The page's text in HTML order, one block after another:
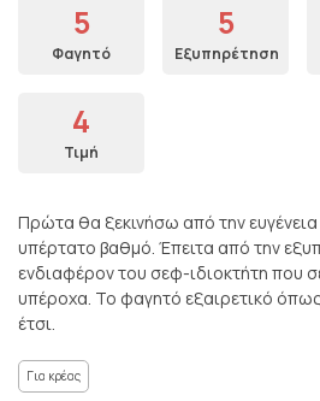
5
Φαγητό
5
Εξυπηρέτηση
4
Τιμή
Πρώτα θα ξεκινήσω από την
υπέρτατο βαθμό. Έπειτα από την
ενδιαφέρον του σεφ-ιδιοκτήτη που
υπέροχα. Το φαγητό εξαιρετικό
έτσι.
Για κρέας